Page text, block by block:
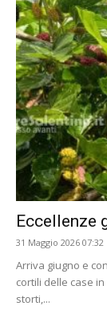
Eccellenze
31 Maggio 2026 07:32
Arriva giugno e
cortili delle case
storti,...